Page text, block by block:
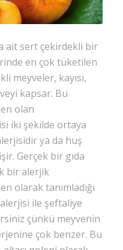
ait sert çekirdekli bir
en çok tüketilen
meyveler, kayısı,
kapsar. Bu
olan
iki şekilde ortaya
ya da huş
Gerçek bir gıda
bir alerjik
olarak tanımladığı
ile şeftaliye
çünkü meyvenin
çok benzer. Bu